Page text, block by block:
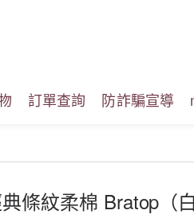
訂單查詢 防詐騙宣導
條紋柔棉 Bratop（白